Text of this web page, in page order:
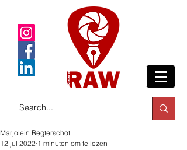
Marjolein Regterschot
12 jul 2022 1 minuten om te lezen